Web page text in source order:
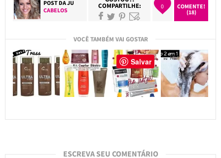
POST DAJU
CABELOS
COMPARTILHE: 0
COMENTE!
(18)
VOCÊ TAMBÉM VAI GOSTAR
ESCREVA SEU COMENTÁRIO
Salvar